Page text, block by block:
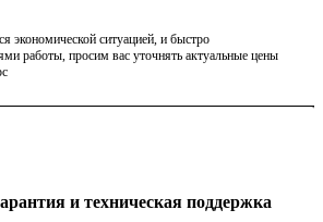
экономической ситуацией, и быстро
работы, просим вас уточнять актуальные цены
и техническая поддержка